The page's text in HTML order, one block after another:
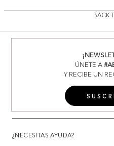
BACK
ÚNETE A
Y RECIBE UN
¿NECESITAS AYUDA?